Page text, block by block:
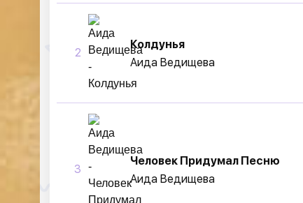
2
Колдунья
Аида Ведищева
3
Человек Придумал Песню
Аида Ведищева